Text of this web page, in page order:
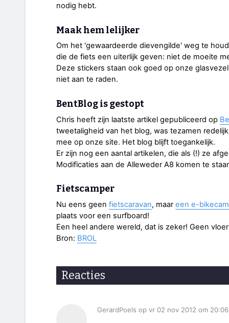
nodig hebt.
Maak hem lelijker
Om het 'gewaardeerde dievengilde' weg te
die de fiets een uiterlijk geven: niet de moeite
Deze stickers staan ook goed op onze
niet aan te raden.
BentBlog is gestopt
Chris heeft zijn laatste artikel gepubliceerd op
tweetaligheid van het blog, was tezamen
mee op onze site. Het blog blijft toegankelijk.
Er zijn nog een aantal artikelen, die als (!) ze
Modificaties aan de Alleweder A8 komen te
Fietscamper
Nu eens geen fietscaravan, maareen e-
plaats voor een surfboard!
Een heel andere wereld, dat is zeker! Geen
Bron: BROL
Reacties
GerardPoels op vr 02 nov 2012 om 20:06